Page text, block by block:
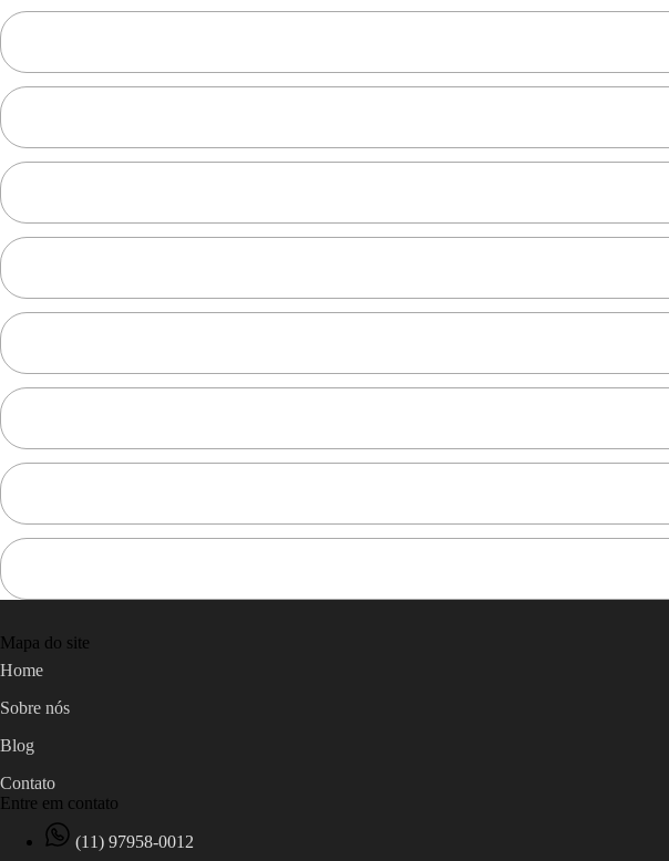
Mapa do site
Home
Sobre nós
Blog
Contato
Entre em contato
(11) 97958-0012